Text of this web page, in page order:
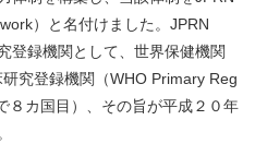
）と名付けました。JPRN
登録機関として、世界保健機関
研究登録機関（WHO Primary Reg
８カ国目）、その旨が平成２０年